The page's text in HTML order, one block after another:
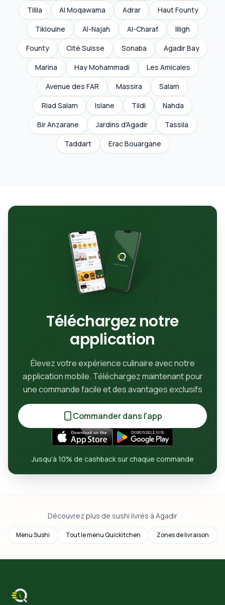
Tilila
Al Moqawama Adrar
Haut Founty
Tikiouine
Al-Najah Al-Charaf
Illigh
Founty
Cité Suisse Sonaba
Agadir Bay
Marina
Hay Mohammadi
Les Amicales
Avenue des FAR
Massira
Salam
Riad Salam
Islane Tildi
Nahda
Bir Anzarane
Jardins d'Agadir
Tassila
Taddart
Erac Bouargane
Téléchargez notre
application
Élevez votre expérience culinaire avec notre
application mobile. Téléchargez maintenant pour
une commande facile et des avantages exclusifs
Commander dans l'app
Jusqu’à 10% de cashback sur chaque commande
Découvrez plus de sushi livrés à Agadir
Menu Sushi Tout le menu Quickitchen Zones de livraison